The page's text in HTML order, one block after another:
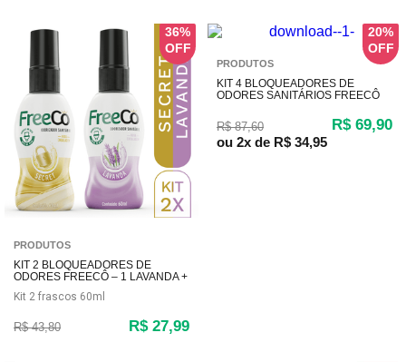
36%
PRODUTOS
KIT 2 BLOQUEADORES DE
ODORES FREECÔ – 1 LAVANDA +
1 SECRET (60ML CADA)
Kit 2 frascos 60ml
R$ 43,80 R$ 27,99
20%
PRODUTOS
KIT 4 BLOQUEADORES DE
ODORES SANITÁRIOS FREECÔ
R$ 87,60 R$ 69,90
ou 2x de R$ 34,95